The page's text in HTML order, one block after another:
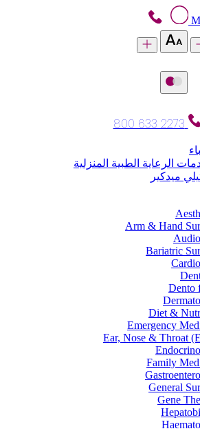
800 633 2273
الرعاية الطبية المنزلية
ميدكير
Arm & Hand
Bariatric
Dento
Diet &
Emergency
Ear, Nose & Throat
Family
General
Gene